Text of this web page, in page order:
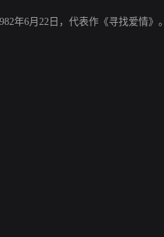
1982年6月22日，代表作《寻找爱情》。